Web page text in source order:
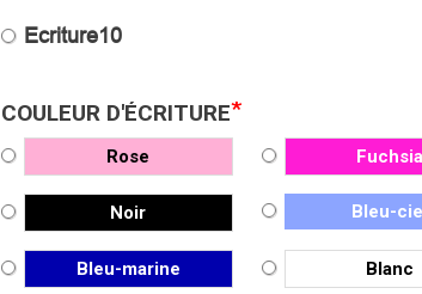
Ecriture10
COULEUR D'ÉCRITURE*
Rose Fuchsia
Noir Bleu-
Bleu-marine Blanc